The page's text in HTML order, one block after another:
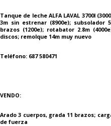
Tanque de leche ALFA LAVAL 3700l
3m sin estrenar (8900e); subsolador
brazos (1200e); rotabator 2.8m
discos; remolque 14m muy nuevo
Teléfono: 687 580471
VENDO:
Arado 3 cuerpos, grada 11 brazos;
de fuerza